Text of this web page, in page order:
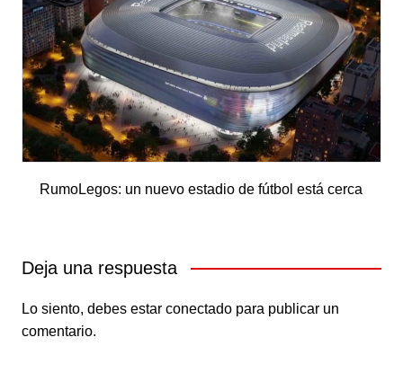
RumoLegos: un nuevo estadio de fútbol está cerca
Deja una respuesta
Lo siento, debes estar conectadopara publicar un
comentario.